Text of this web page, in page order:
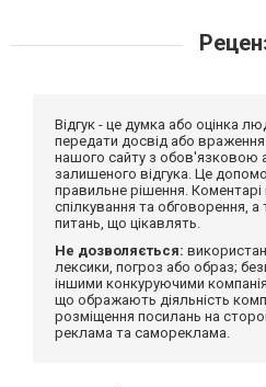
Відгук - це думка або оцінка
передати досвід або
нашого сайту з обов'язковою
залишеного відгука. Це
правильне рішення. Коментарі
спілкування та обговорення,
питань, що цікавлять.
Не дозволяється:
лексики, погроз або образ;
іншими конкуруючими
що ображають діяльність
розміщення посилань на
реклама та самореклама.